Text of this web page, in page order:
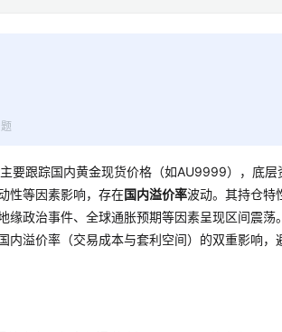
主要跟踪国内黄金现货价格（如AU9999），底
性等因素影响，存在国内溢价率波动。其持仓特
缘政治事件、全球通胀预期等因素呈现区间震
内溢价率（交易成本与套利空间）的双重影响